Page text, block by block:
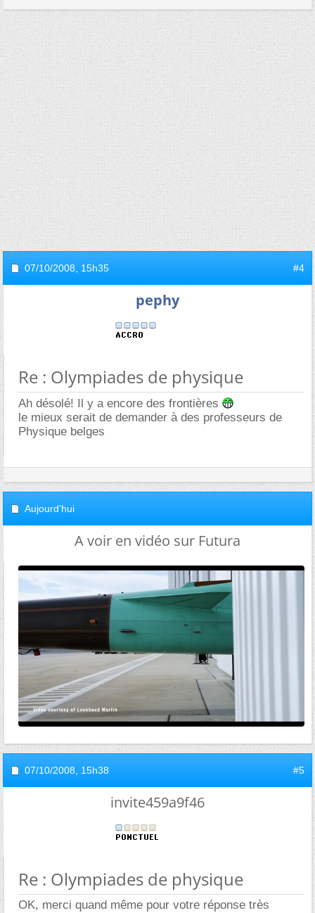
07/10/2008, 15h35 #4
pephy
Re : Olympiades de physique
Ah désolé! Il y a encore des frontières
le mieux serait de demander à des professeurs de
Physique belges
Aujourd'hui
A voir en vidéo sur Futura
07/10/2008, 15h38 #5
invite459a9f46
Re : Olympiades de physique
OK, merci quand même pour votre réponse très